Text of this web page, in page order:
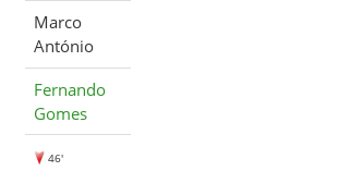
Marco
António
Fernando
Gomes
46'